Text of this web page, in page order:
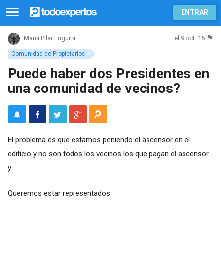
ENTRAR
Comunidad de Propietarios
Maria Pilar Enguita... el 9 oct. 15
Puede haber dos Presidentes en
una comunidad de vecinos?
El problema es que estamos poniendo el ascensor en el
edificio y no son todos los vecinos los que pagan el ascensor
y
Queremos estar representados